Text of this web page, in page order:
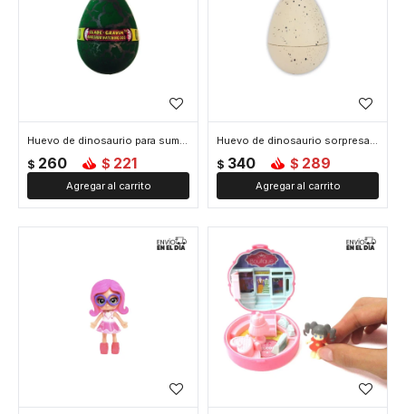
Huevo de dinosaurio para sumergir
$ 260 $ 221
Huevo de dinosaurio sorpresa para sumergir
$ 340 $ 289